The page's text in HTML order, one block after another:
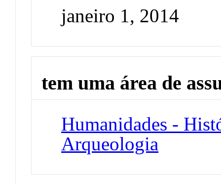
janeiro 1, 2014
tem uma área de
Humanidades -
Arqueologia